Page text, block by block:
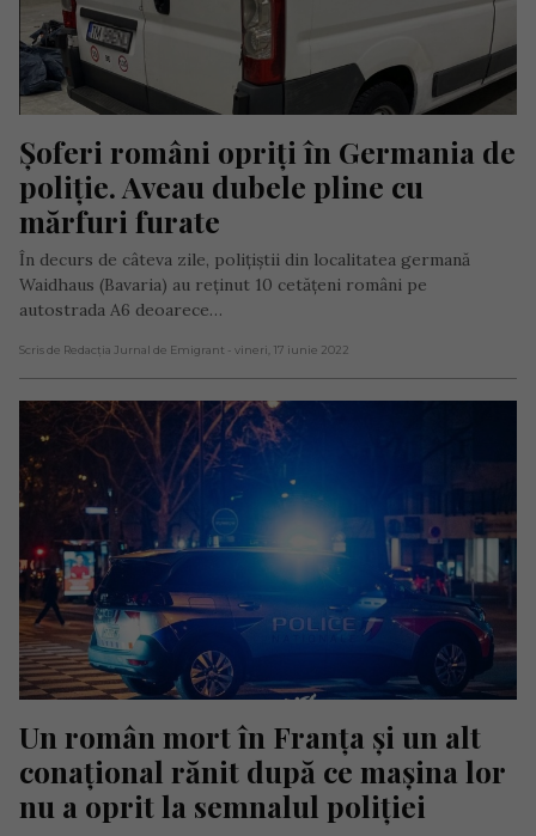
Șoferi români opriți în Germania de
poliție. Aveau dubele pline cu
mărfuri furate
În decurs de câteva zile, polițiștii din localitatea germană
Waidhaus (Bavaria) au reținut 10 cetățeni români pe
autostrada A6 deoarece…
Scris de Redacția Jurnal de Emigrant - vineri, 17 iunie 2022
Un român mort în Franța și un alt
conațional rănit după ce mașina lor
nu a oprit la semnalul poliției